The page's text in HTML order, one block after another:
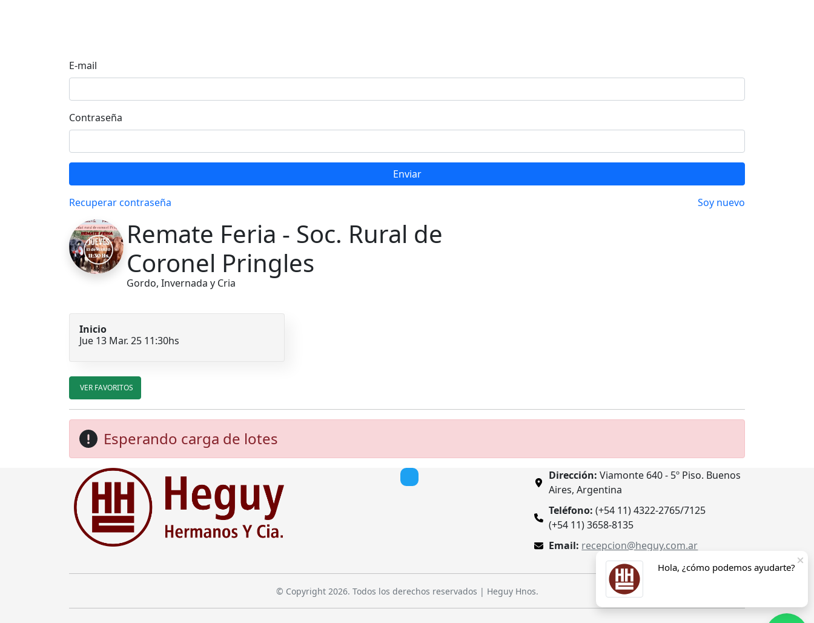
E-mail
Contraseña
Enviar
Recuperar contraseña Soy nuevo
Remate Feria - Soc. Rural de
Coronel Pringles
Gordo, Invernada y Cria
Inicio
Jue 13 Mar. 25 11:30hs
VER FAVORITOS
Esperando carga de lotes
Dirección: Viamonte 640 - 5º Piso. Buenos
Aires, Argentina
Teléfono: (+54 11) 4322-2765/7125
(+54 11) 3658-8135
Email: recepcion@heguy.com.ar
© Copyright 2026. Todos los derechos reservados | Heguy Hnos.
Hola, ¿cómo podemos ayudarte?